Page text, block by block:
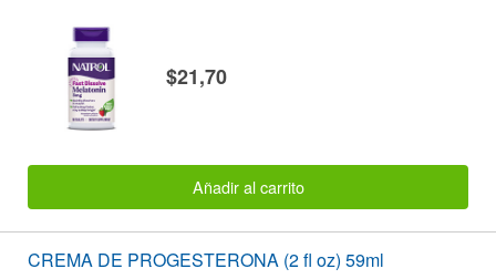
$21,70
Añadir al carrito
CREMA DE PROGESTERONA (2 fl oz) 59ml